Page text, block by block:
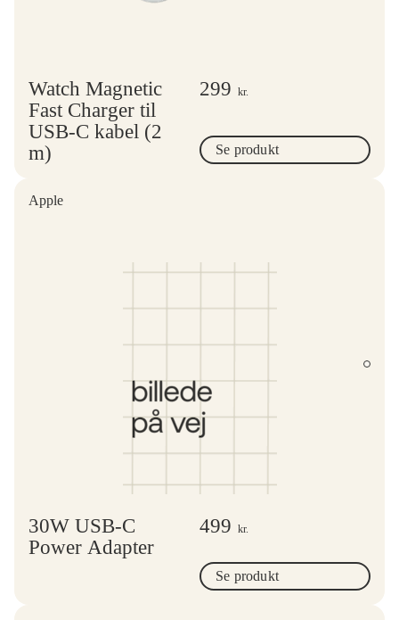
Watch Magnetic
Fast Charger til
USB-C kabel (2
m)
299 kr.
Se produkt
Apple
30W USB-C
Power Adapter
499 kr.
Se produkt